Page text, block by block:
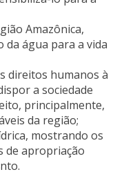
Amazônica,
da água para a vida
direitos humanos à
a sociedade
principalmente,
da região;
mostrando os
de apropriação